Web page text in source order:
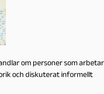
om personer som arbetar
och diskuterat informellt